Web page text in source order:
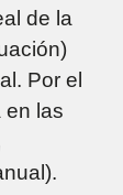
de la
Por el
en las